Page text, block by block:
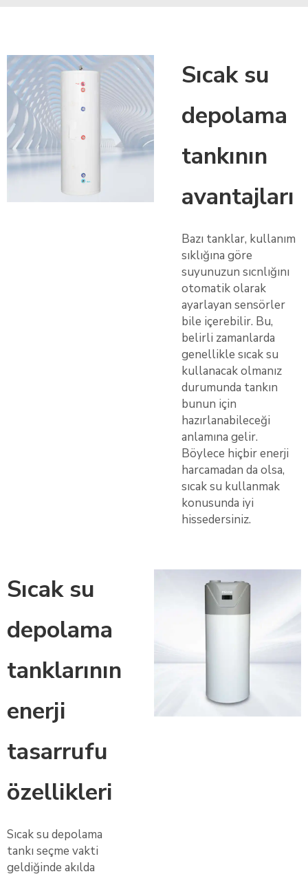
Sıcak su
depolama
tankının
avantajları
Bazı tanklar, kullanım
sıklığına göre
suyunuzun sıcnlığını
otomatik olarak
ayarlayan sensörler
bile içerebilir. Bu,
belirli zamanlarda
genellikle sıcak su
kullanacak olmanız
durumunda tankın
bunun için
hazırlanabileceği
anlamına gelir.
Böylece hiçbir enerji
harcamadan da olsa,
sıcak su kullanmak
konusunda iyi
hissedersiniz.
Sıcak su
depolama
tanklarının
enerji
tasarrufu
özellikleri
Sıcak su depolama
tankı seçme vakti
geldiğinde akılda